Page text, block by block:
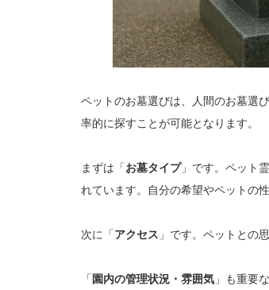
ペットのお墓選びは、人間のお墓選
率的に探すことが可能となります。
まずは「お墓タイプ」です。ペット
れています。自分の希望やペットの
次に「アクセス 」です。ペットとの
「 園内の管理状況・雰囲気 」も重要